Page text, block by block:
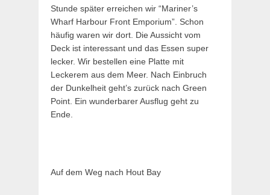
Stunde später erreichen wir “Mariner’s
Wharf Harbour Front Emporium”. Schon
häufig waren wir dort. Die Aussicht vom
Deck ist interessant und das Essen super
lecker. Wir bestellen eine Platte mit
Leckerem aus dem Meer. Nach Einbruch
der Dunkelheit geht’s zurück nach Green
Point. Ein wunderbarer Ausflug geht zu
Ende.
Auf dem Weg nach Hout Bay